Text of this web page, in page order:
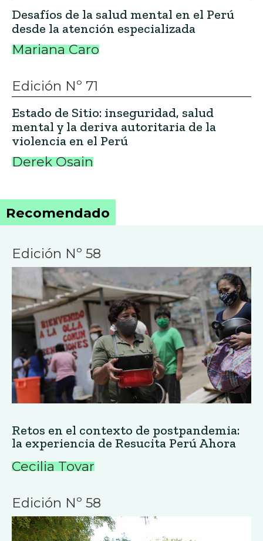
Desafíos de la salud mental en el Perú
desde la atención especializada
Mariana Caro
Edición Nº 71
Estado de Sitio: inseguridad, salud
mental y la deriva autoritaria de la
violencia en el Perú
Derek Osain
Recomendado
Edición Nº 58
Retos en el contexto de postpandemia:
la experiencia de Resucita Perú Ahora
Cecilia Tovar
Edición Nº 58